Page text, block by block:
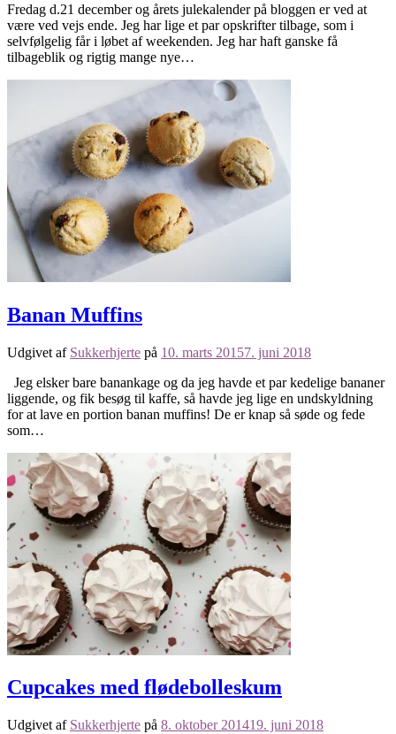
Fredag d.21 december og årets julekalender på bloggen er ved at
være ved vejs ende. Jeg har lige et par opskrifter tilbage, som i
selvfølgelig får i løbet af weekenden. Jeg har haft ganske få
tilbageblik og rigtig mange nye…
Banan Muffins
Udgivet af Sukkerhjerte på 10. marts 20157. juni 2018
Jeg elsker bare banankage og da jeg havde et par kedelige bananer
liggende, og fik besøg til kaffe, så havde jeg lige en undskyldning
for at lave en portion banan muffins! De er knap så søde og fede
som…
Cupcakes med flødebolleskum
Udgivet af Sukkerhjerte på 8. oktober 201419. juni 2018